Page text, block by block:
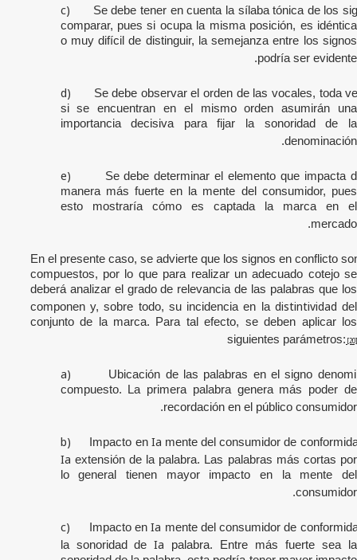
c)
Se debe tener en cuenta la sílaba tónica de los
comparar, pues si ocupa la misma posición, es idéntica
o muy difícil de distinguir, la semejanza entre los signos
podría ser evidente.
d)
Se debe observar el orden de las vocales, toda
si se encuentran en el mismo orden asumirán una
importancia decisiva para fijar la sonoridad de la
denominación.
e)
Se debe determinar el elemento que impacta
manera más fuerte en la mente del consumidor, pues
esto mostraría cómo es captada la marca en el
mercado.
En el presente caso, se advierte que los signos en conflicto
compuestos, por lo que para realizar un adecuado cotejo se
deberá analizar el grado de relevancia de las palabras que los
componen y, sobre todo, su incidencia en la distintividad del
conjunto de la marca. Para tal efecto, se deben aplicar los
siguientes parámetros: [20]
a)
Ubicación de las palabras en el signo
compuesto. La primera palabra genera más poder de
recordación en el público consumidor.
b) Impacto en Ia mente del consumidor de
Ia extensión de la palabra. Las palabras más cortas por
lo general tienen mayor impacto en la mente del
consumidor.
c) Impacto enIa mente del consumidor de
la sonoridad deIa palabra. Entre más fuerte sea la